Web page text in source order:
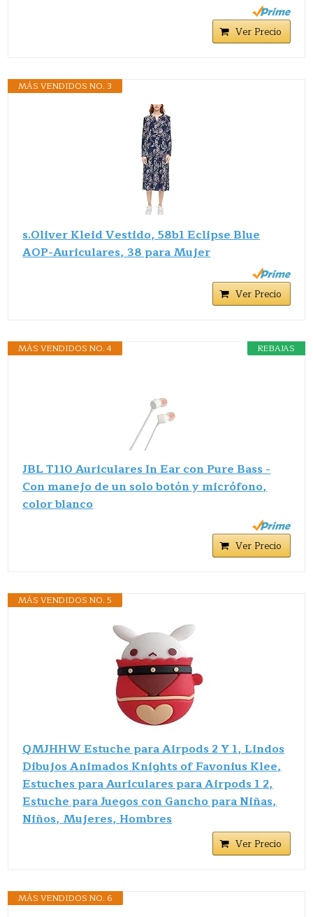
Ver Precio
MÁS VENDIDOS NO. 3
s.Oliver Kleid Vestido, 58b1 Eclipse Blue
AOP-Auriculares, 38 para Mujer
Ver Precio
REBAJAS
MÁS VENDIDOS NO. 4
JBL T110 Auriculares In Ear con Pure Bass -
Con manejo de un solo botón y micrófono,
color blanco
Ver Precio
MÁS VENDIDOS NO. 5
QMJHHW Estuche para Airpods 2 Y 1, Lindos
Dibujos Animados Knights of Favonius Klee,
Estuches para Auriculares para Airpods 1 2,
Estuche para Juegos con Gancho para Niñas,
Niños, Mujeres, Hombres
Ver Precio
MÁS VENDIDOS NO. 6